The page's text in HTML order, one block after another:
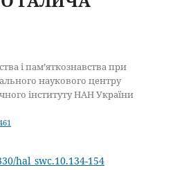
і пам’яткознавства при
наукового центру
інституту НАН України
hal_swc.10.134-154